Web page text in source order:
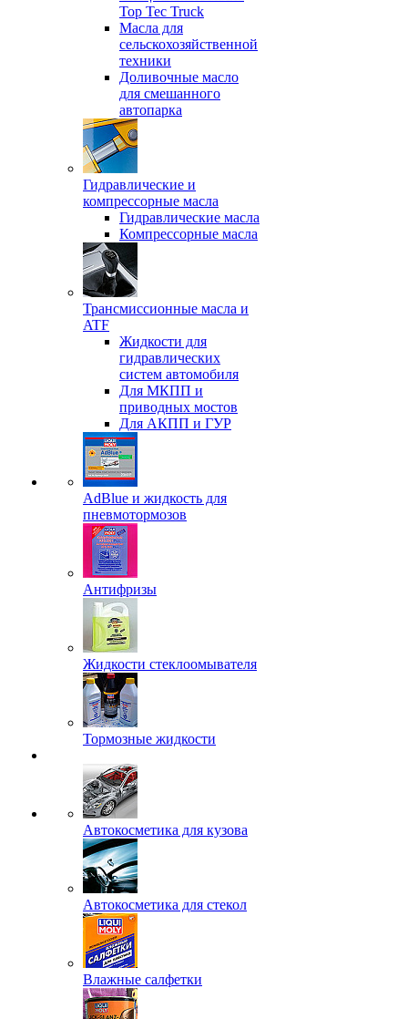
Top Tec Truck
Масла для
сельскохозяйственной
техники
Доливочные масло
для смешанного
автопарка
Гидравлические и
компрессорные масла
Гидравлические масла
Компрессорные масла
Трансмиссионные масла и
ATF
Жидкости для
гидравлических
систем автомобиля
Для МКПП и
приводных мостов
Для АКПП и ГУР
AdBlue и жидкость для
пневмотормозов
Антифризы
Жидкости стеклоомывателя
Тормозные жидкости
Автокосметика для кузова
Автокосметика для стекол
Влажные салфетки